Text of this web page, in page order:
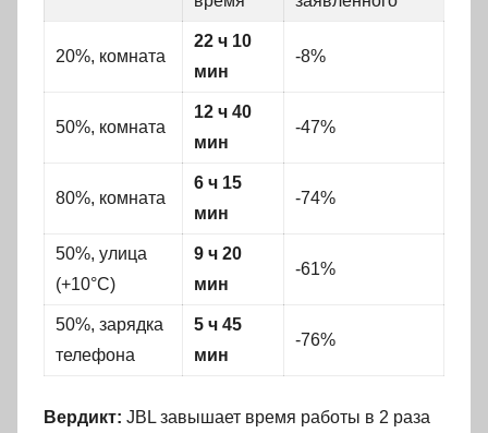
20%, комната
22 ч 10
мин
-8%
50%, комната
12 ч 40
мин
-47%
80%, комната
6 ч 15
мин
-74%
50%, улица
(+10°C)
9 ч 20
мин
-61%
50%, зарядка
телефона
5 ч 45
мин
-76%
Вердикт: JBL завышает время работы в 2 раза